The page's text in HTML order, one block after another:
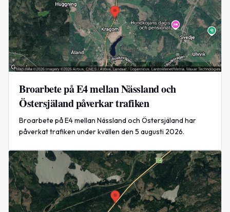
Broarbete på E4 mellan Nässland och
Östersjäland påverkar trafiken
Broarbete på E4 mellan Nässland och Östersjäland har
påverkat trafiken under kvällen den 5 augusti 2026.